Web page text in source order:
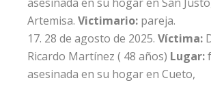
Artemisa.Victimario: pareja.
28 de agosto de 2025.Víctima:
Ricardo Martínez ( 48 años) Lugar:
asesinada en su hogar en Cueto,